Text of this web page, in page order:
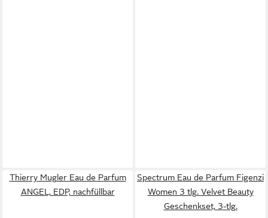
Thierry Mugler Eau de Parfum
ANGEL, EDP, nachfüllbar
Spectrum Eau de Parfum Figenzi
Women 3 tlg. Velvet Beauty
Geschenkset, 3-tlg.